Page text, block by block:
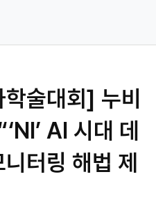
술대회] 누비
AI 시대 데
터링 해법 제